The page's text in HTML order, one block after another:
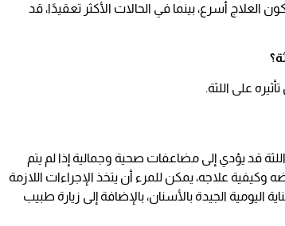
العلاج أسرع، بينما في الحالات الأكثر تعقيدًا، قد
على اللثة.
قد يؤدي إلى مضاعفات صحية وجمالية إذا لم يتم
علاجه، يمكن للمرء أن يتخذ الإجراءات اللازمة
اليومية الجيدة بالأسنان، بالإضافة إلى زيارة طبيب